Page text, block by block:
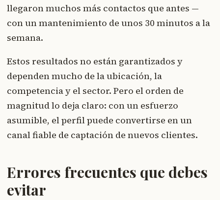
llegaron muchos más contactos que antes —
con un mantenimiento de unos 30 minutos a la
semana.
Estos resultados no están garantizados y
dependen mucho de la ubicación, la
competencia y el sector. Pero el orden de
magnitud lo deja claro: con un esfuerzo
asumible, el perfil puede convertirse en un
canal fiable de captación de nuevos clientes.
Errores frecuentes que debes
evitar